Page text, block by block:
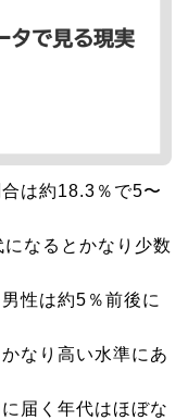
は約18.3％で5〜
なるとかなり少数
性は約5％前後に
なり高い水準にあ
届く年代はほぼな